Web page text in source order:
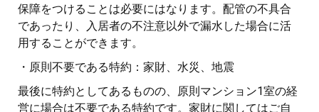
保障をつけることは必要にはなります。配管の不具合
であったり、入居者の不注意以外で漏水した場合に活
用することができます。
・原則不要である特約：家財、水災、地震
最後に特約としてあるものの、原則マンション1室の経
営に場合は不要である特約です。家財に関してはご自